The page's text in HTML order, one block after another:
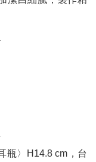
瓶〉H14.8 cm，台